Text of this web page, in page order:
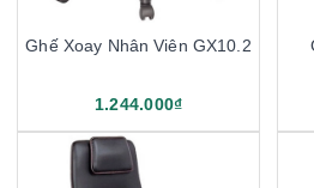
Ghế Xoay Nhân Viên GX10.2
1.244.000₫